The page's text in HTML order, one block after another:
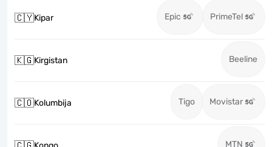
🇨🇾Kipar Epic PrimeTel
🇰🇬Kirgistan Beeline
🇨🇴Kolumbija Tigo Movistar
MTN